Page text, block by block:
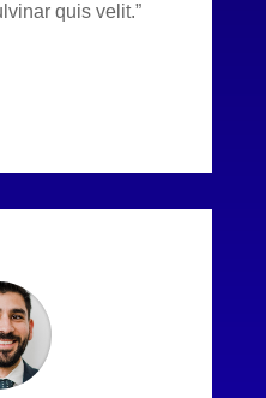
quis velit.”